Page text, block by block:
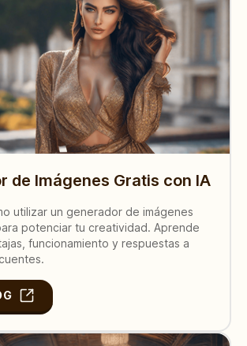
de Imágenes Gratis con IA
utilizar un generador de imágenes
potenciar tu creatividad. Aprende
funcionamiento y respuestas a